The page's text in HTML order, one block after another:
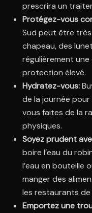
prescrira un
Protégez-vous
Sud peut être
chapeau, des
régulièrement
protection élevé.
Hydratez-vous:
de la journée
vous faites de la
physiques.
Soyez prudent
boire l’eau du
l’eau en bouteille
manger des
les restaurants de
Emportez une